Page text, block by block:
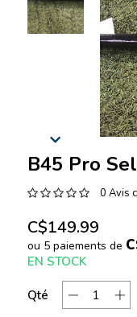
B45 Pro
0 Avis
C$149.99
ou 5 paiements de
EN STOCK
Qté